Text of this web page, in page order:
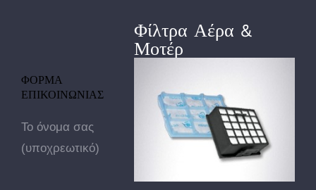
Φίλτρα Αέρα &
Μοτέρ
ΦΟΡΜΑ
ΕΠΙΚΟΙΝΩΝΙΑΣ
Το όνομα σας
(υποχρεωτικό)